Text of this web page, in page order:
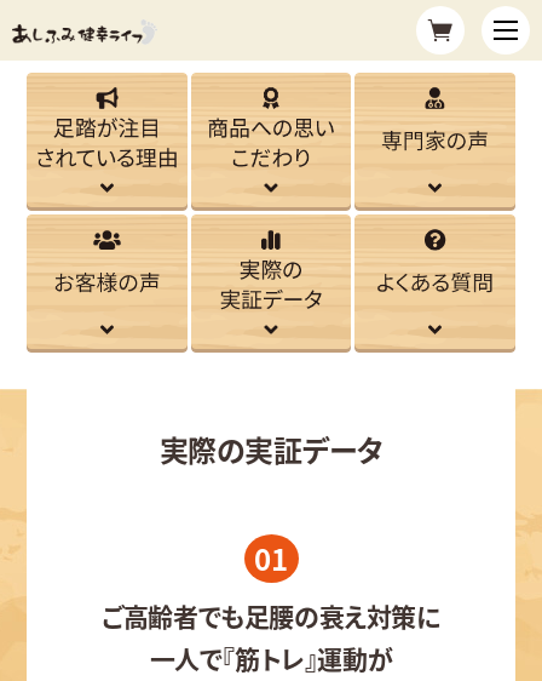
実際の実証データ
01
ご高齢者でも足腰の衰え対策に
一人で『筋トレ』運動が